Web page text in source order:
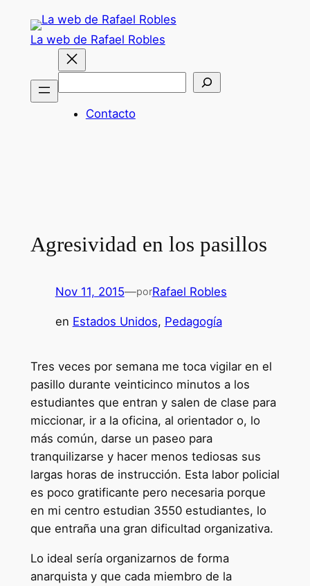
contenido
La web de Rafael Robles
Buscar
Contacto
Agresividad en los pasillos
Nov 11, 2015—porRafael Robles
en Estados Unidos, Pedagogía
Tres veces por semana me toca vigilar en el
pasillo durante veinticinco minutos a los
estudiantes que entran y salen de clase para
miccionar, ir a la oficina, al orientador o, lo
más común, darse un paseo para
tranquilizarse y hacer menos tediosas sus
largas horas de instrucción. Esta labor policial
es poco gratificante pero necesaria porque
en mi centro estudian 3550 estudiantes, lo
que entraña una gran dificultad organizativa.
Lo ideal sería organizarnos de forma
anarquista y que cada miembro de la